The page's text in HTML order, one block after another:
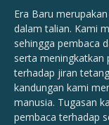
Era Baru
dalam talian. Kami
sehingga pembaca
serta meningkatkan
terhadap jiran
kandungan kami
manusia. Tugasan
pembaca terhadap